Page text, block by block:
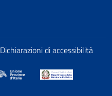
Dichiarazioni di accessibilità